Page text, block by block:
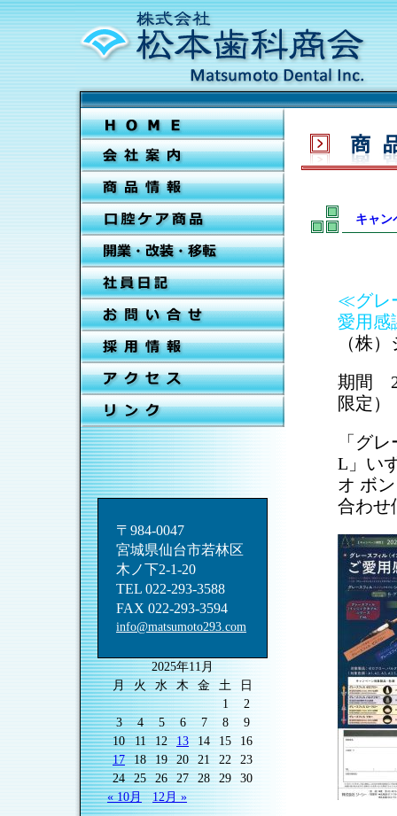
〒984-0047
宮城県仙台市若林区
木ノ下2-1-20
TEL 022-293-3588
FAX 022-293-3594
info@matsumoto293.com
2025年11月
月
火 水 木 金 土
日
1
2
3
4 5 6 7 8
9
10
11 12 13 14 15
16
17
18 19 20 21 22
23
24
25 26 27 28 29
30
« 10月
12月 »
キャン
≪グレ
愛用
（株
期間
限定）
「グ
L」い
オ ボ
合わせ